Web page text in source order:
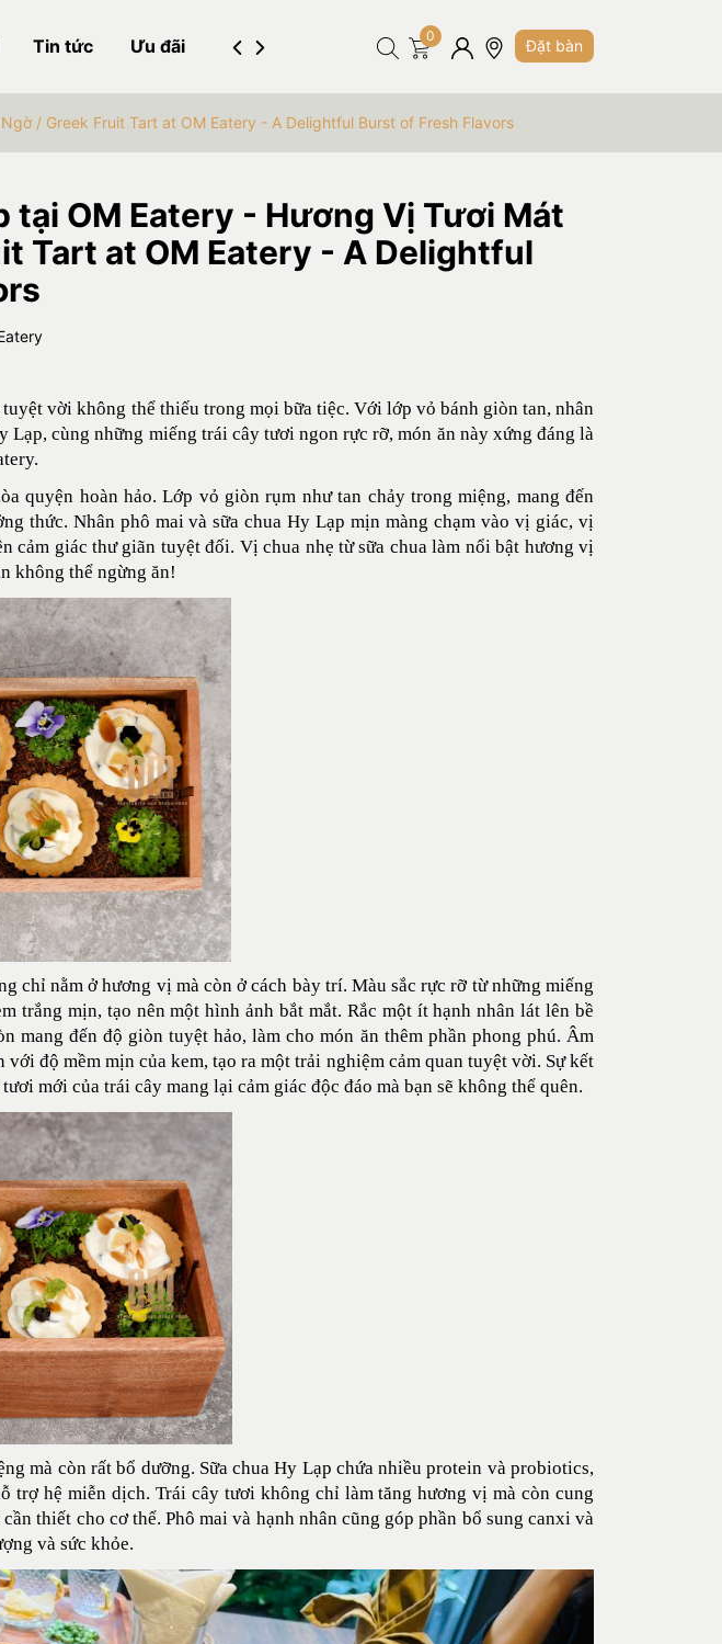
Tin tức Ưu đãi Hình ảnh Tuyển dụng Liên hệ
0
Đặt bàn
/ Greek Fruit Tart at OM Eatery - A Delightful Burst of Fresh Flavors
tại OM Eatery - Hương Vị Tươi Mát
Tart at OM Eatery - A Delightful
vời không thể thiếu trong mọi bữa tiệc. Với lớp vỏ bánh giòn tan, nhân
Lạp, cùng những miếng trái cây tươi ngon rực rỡ, món ăn này xứng đáng là
.
quyện hoàn hảo. Lớp vỏ giòn rụm như tan chảy trong miệng, mang đến
thức. Nhân phô mai và sữa chua Hy Lạp mịn màng chạm vào vị giác, vị
cảm giác thư giãn tuyệt đối. Vị chua nhẹ từ sữa chua làm nổi bật hương vị
không thể ngừng ăn!
chỉ nằm ở hương vị mà còn ở cách bày trí. Màu sắc rực rỡ từ những miếng
trắng mịn, tạo nên một hình ảnh bắt mắt. Rắc một ít hạnh nhân lát lên bề
mang đến độ giòn tuyệt hảo, làm cho món ăn thêm phần phong phú. Âm
với độ mềm mịn của kem, tạo ra một trải nghiệm cảm quan tuyệt vời. Sự kết
mới của trái cây mang lại cảm giác độc đáo mà bạn sẽ không thể quên.
mà còn rất bổ dưỡng. Sữa chua Hy Lạp chứa nhiều protein và probiotics,
trợ hệ miễn dịch. Trái cây tươi không chỉ làm tăng hương vị mà còn cung
thiết cho cơ thể. Phô mai và hạnh nhân cũng góp phần bổ sung canxi và
và sức khỏe.